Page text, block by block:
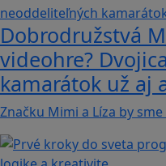
Dobrodružstvá
videohre?
kamarátok už aj
Značku Mimi a Líza by